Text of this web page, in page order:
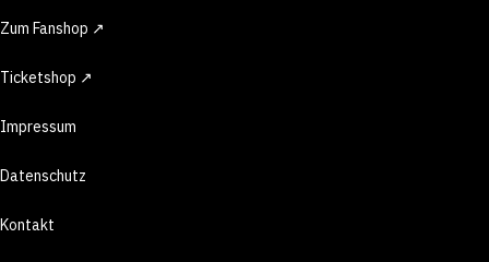
Zum Fanshop ↗
Ticketshop ↗
Impressum
Datenschutz
Kontakt